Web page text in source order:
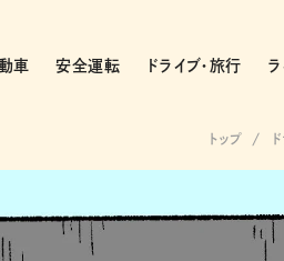
車 安全運転 ドライブ・旅行
トップ